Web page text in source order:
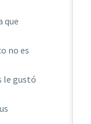
que
no es
le gustó